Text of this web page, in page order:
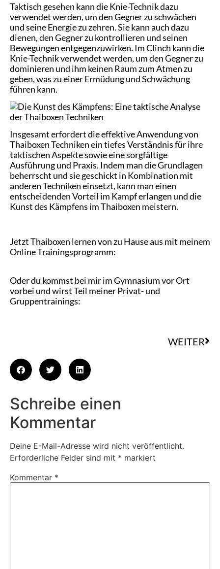
Taktisch gesehen kann die Knie-Technik dazu
verwendet werden, um den Gegner zu schwächen
und seine Energie zu zehren. Sie kann auch dazu
dienen, den Gegner zu kontrollieren und seinen
Bewegungen entgegenzuwirken. Im Clinch kann die
Knie-Technik verwendet werden, um den Gegner zu
dominieren und ihm keinen Raum zum Atmen zu
geben, was zu einer Ermüdung und Schwächung
führen kann.
Insgesamt erfordert die effektive Anwendung von
Thaiboxen Techniken ein tiefes Verständnis für ihre
taktischen Aspekte sowie eine sorgfältige
Ausführung und Praxis. Indem man die Grundlagen
beherrscht und sie geschickt in Kombination mit
anderen Techniken einsetzt, kann man einen
entscheidenden Vorteil im Kampf erlangen und die
Kunst des Kämpfens im Thaiboxen meistern.
Jetzt Thaiboxen lernen von zu Hause aus mit meinem
Online Trainingsprogramm:
Oder du kommst bei mir im Gymnasium vor Ort
vorbei und wirst Teil meiner Privat- und
Gruppentrainings:
WEITER
Schreibe einen
Kommentar
Deine E-Mail-Adresse wird nicht veröffentlicht.
Erforderliche Felder sind mit * markiert
Kommentar *